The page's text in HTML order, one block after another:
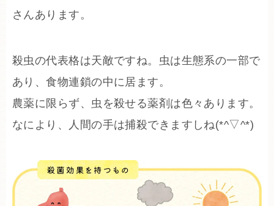
さんあります。
殺虫の代表格は天敵ですね。虫は生態系の一部で
あり、食物連鎖の中に居ます。
農薬に限らず、虫を殺せる薬剤は色々あります。
なにより、人間の手は捕殺できますしね(*^▽^*)